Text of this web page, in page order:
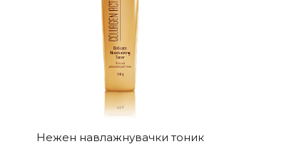
Нежен навлажнувачки тоник